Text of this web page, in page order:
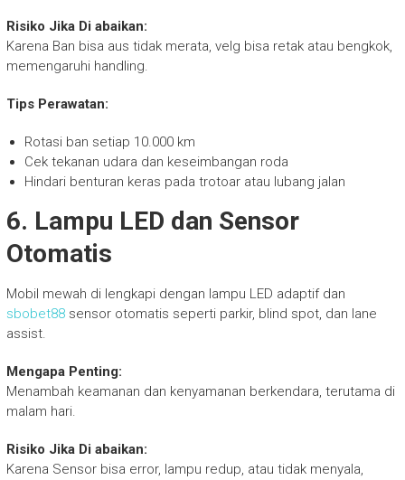
Risiko Jika Di abaikan:
Karena Ban bisa aus tidak merata, velg bisa retak atau bengkok,
memengaruhi handling.
Tips Perawatan:
Rotasi ban setiap 10.000 km
Cek tekanan udara dan keseimbangan roda
Hindari benturan keras pada trotoar atau lubang jalan
6. Lampu LED dan Sensor
Otomatis
Mobil mewah di lengkapi dengan lampu LED adaptif dan
sbobet88sensor otomatis seperti parkir, blind spot, dan lane
assist.
Mengapa Penting:
Menambah keamanan dan kenyamanan berkendara, terutama di
malam hari.
Risiko Jika Di abaikan:
Karena Sensor bisa error, lampu redup, atau tidak menyala,